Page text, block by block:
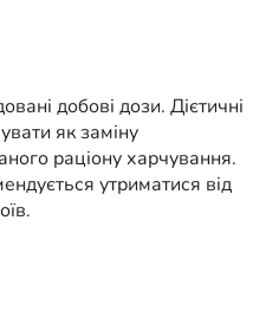
добові дози. Дієтичні
як заміну
раціону харчування.
утриматися від